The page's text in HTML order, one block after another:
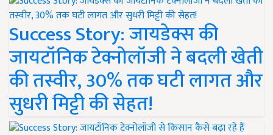
Success Story: जायडेक्स की
जायटॉनिक टेक्नोलॉजी ने बदली खेती
की तस्वीर, 30% तक घटी लागत और
सुधरी मिट्टी की सेहत!